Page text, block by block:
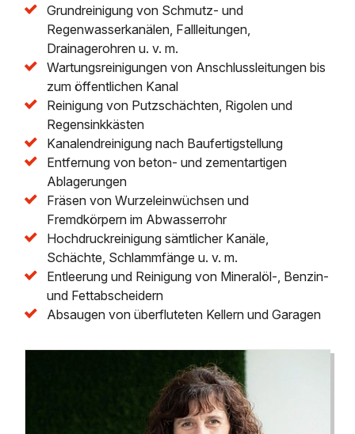
Grundreinigung von Schmutz- und
Regenwasserkanälen, Fallleitungen,
Drainagerohren u. v. m.
Wartungsreinigungen von Anschlussleitungen bis
zum öffentlichen Kanal
Reinigung von Putzschächten, Rigolen und
Regensinkkästen
Kanalendreinigung nach Baufertigstellung
Entfernung von beton- und zementartigen
Ablagerungen
Fräsen von Wurzeleinwüchsen und
Fremdkörpern im Abwasserrohr
Hochdruckreinigung sämtlicher Kanäle,
Schächte, Schlammfänge u. v. m.
Entleerung und Reinigung von Mineralöl-, Benzin-
und Fettabscheidern
Absaugen von überfluteten Kellern und Garagen